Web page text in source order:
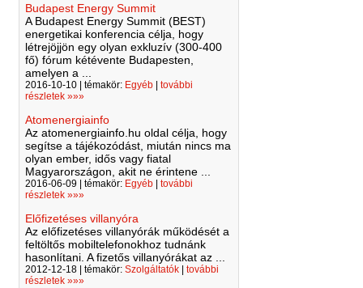
Budapest Energy Summit
A Budapest Energy Summit (BEST)
energetikai konferencia célja, hogy
létrejöjjön egy olyan exkluzív (300-400
fő) fórum kétévente Budapesten,
amelyen a ...
2016-10-10 | témakör: Egyéb| további
részletek »»»
Atomenergiainfo
Az atomenergiainfo.hu oldal célja, hogy
segítse a tájékozódást, miután nincs ma
olyan ember, idős vagy fiatal
Magyarországon, akit ne érintene ...
2016-06-09 | témakör: Egyéb| további
részletek »»»
Előfizetéses villanyóra
Az előfizetéses villanyórák működését a
feltöltős mobiltelefonokhoz tudnánk
hasonlítani. A fizetős villanyórákat az ...
2012-12-18 | témakör: Szolgáltatók| további
részletek »»»